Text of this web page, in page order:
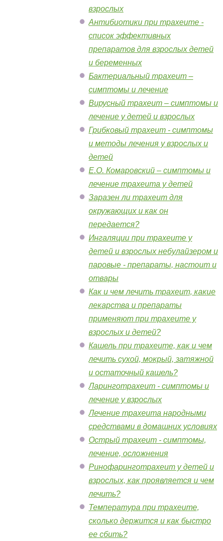
взрослых
Антибиотики при трахеите -
список эффективных
препаратов для взрослых детей
и беременных
Бактериальный трахеит –
симптомы и лечение
Вирусный трахеит – симптомы и
лечение у детей и взрослых
Грибковый трахеит - симптомы
и методы лечения у взрослых и
детей
Е.О. Комаровский – симптомы и
лечение трахеита у детей
Заразен ли трахеит для
окружающих и как он
передается?
Ингаляции при трахеите у
детей и взрослых небулайзером и
паровые - препараты, настоит и
отвары
Как и чем лечить трахеит, какие
лекарства и препараты
применяют при трахеите у
взрослых и детей?
Кашель при трахеите, как и чем
лечить сухой, мокрый, затяжной
и остаточный кашель?
Ларинготрахеит - симптомы и
лечение у взрослых
Лечение трахеита народными
средствами в домашних условиях
Острый трахеит - симптомы,
лечение, осложнения
Ринофаринготрахеит у детей и
взрослых, как проявляется и чем
лечить?
Температура при трахеите,
сколько держится и как быстро
ее сбить?